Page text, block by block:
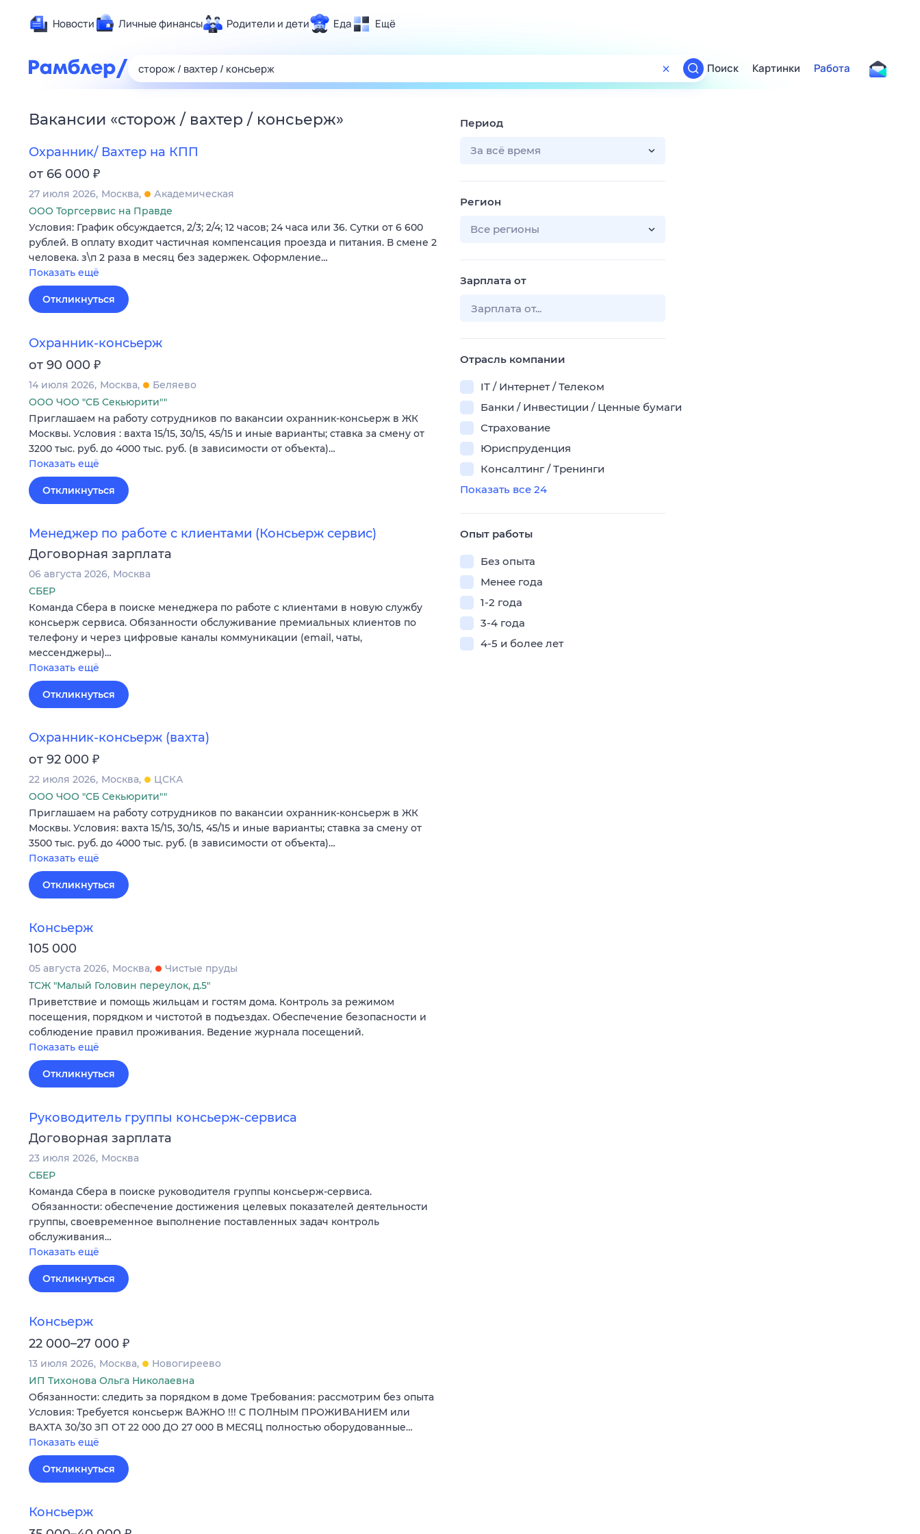
Новости Личные финансы Родители и дети Еда Ещё
Здоровье
Развлечения и отдых
Спорт
Сберегаем вместе
Гороскопы
Поиск
ТВ-программа
Поиск Картинки Работа
Вакансии «сторож / вахтер / консьерж»
Охранник/ Вахтер на КПП
от 66 000 ₽
27 июля 2026 Москва
Академическая
ООО Торгсервис на Правде
Условия: График обсуждается, 2/3; 2/4; 12 часов; 24 часа или 36. Сутки от 6 600
рублей. В оплату входит частичная компенсация проезда и питания. В смене 2
человека. з\п 2 раза в месяц без задержек. Оформление…
Показать ещё
Откликнуться
Охранник-консьерж
от 90 000 ₽
14 июля 2026 Москва
Беляево
ООО ЧОО "СБ Секьюрити""
Приглашаем нa работу сотрудников по вакансии охранник-консьерж в ЖК
Москвы. Условия : вахта 15/15, 30/15, 45/15 и иные варианты; ставка зa смену от
3200 тыс. руб. дo 4000 тыс. pуб. (в зависимости от объекта)…
Показать ещё
Откликнуться
Менеджер по работе с клиентами (Консьерж сервис)
Договорная зарплата
06 августа 2026 Москва
СБЕР
Команда Сбера в поиске менеджера по работе с клиентами в новую службу
консьерж сервиса. Обязанности обслуживание премиальных клиентов по
телефону и через цифровые каналы коммуникации (email, чаты,
мессенджеры)…
Показать ещё
Откликнуться
Охранник-консьерж (вахта)
от 92 000 ₽
22 июля 2026 Москва
ЦСКА
ООО ЧОО "СБ Секьюрити""
Приглашаем нa работу сотрудников по вакансии охранник-консьерж в ЖК
Москвы. Условия: вахта 15/15, 30/15, 45/15 и иные варианты; ставка зa смену от
3500 тыс. руб. дo 4000 тыс. pуб. (в зависимости от объекта)…
Показать ещё
Откликнуться
Консьерж
105 000
05 августа 2026 Москва
Чистые пруды
ТСЖ "Малый Головин переулок, д.5"
Приветствие и помощь жильцам и гостям дома. Контроль за режимом
посещения, порядком и чистотой в подъездах. Обеспечение безопасности и
соблюдение правил проживания. Ведение журнала посещений.
Показать ещё
Откликнуться
Руководитель группы консьерж-сервиса
Договорная зарплата
23 июля 2026 Москва
СБЕР
Команда Сбера в поиске руководителя группы консьерж-сервиса.
Обязанности: обеспечение достижения целевых показателей деятельности
группы, своевременное выполнение поставленных задач контроль
обслуживания…
Показать ещё
Откликнуться
Консьерж
22 000–27 000 ₽
13 июля 2026 Москва
Новогиреево
ИП Тихонова Ольга Николаевна
Обязанности: следить за порядком в доме Требования: рассмотрим без опыта
Условия: Требуется консьерж ВАЖНО !!! С ПОЛНЫМ ПРОЖИВАНИЕМ или
ВАХТА 30/30 ЗП ОТ 22 000 ДО 27 000 В МЕСЯЦ полностью оборудованные…
Показать ещё
Откликнуться
Консьерж
Период
За всё время
Регион
Все регионы
Зарплата от
Отрасль компании
IT / Интернет / Телеком
Банки / Инвестиции / Ценные бумаги
Страхование
Юриспруденция
Консалтинг / Тренинги
Показать все 24
Опыт работы
Без опыта
Менее года
1-2 года
3-4 года
4-5 и более лет